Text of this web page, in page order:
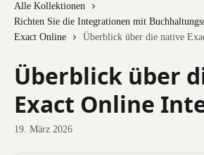
Alle Kollektionen
Richten Sie die Integrationen mit
Exact Online
Überblick über die native
Überblick über
Exact Online
19. März 2026